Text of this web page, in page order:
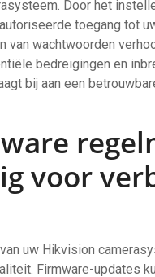
Door het
toegang tot
wachtwoorden
bedreigingen en
bij aan een
voor
uw Hikvision
Firmware-updates